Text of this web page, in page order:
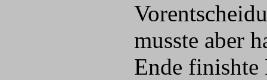
musste aber
Ende finishte